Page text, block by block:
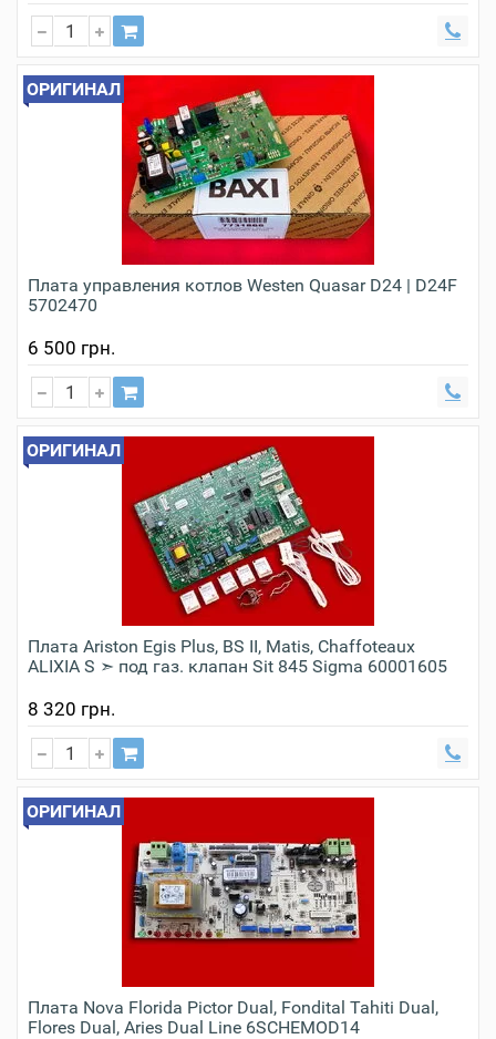
ОРИГИНАЛ
Плата управления котлов Westen Quasar D24 | D24F
5702470
6 500 грн.
ОРИГИНАЛ
Плата Ariston Egis Plus, BS II, Matis, Chaffoteaux
ALIXIA S ➣ под газ. клапан Sit 845 Sigma 60001605
8 320 грн.
ОРИГИНАЛ
Плата Nova Florida Pictor Dual, Fondital Tahiti Dual,
Flores Dual, Aries Dual Line 6SCHEMOD14